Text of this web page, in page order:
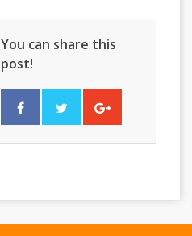
You can share this
post!